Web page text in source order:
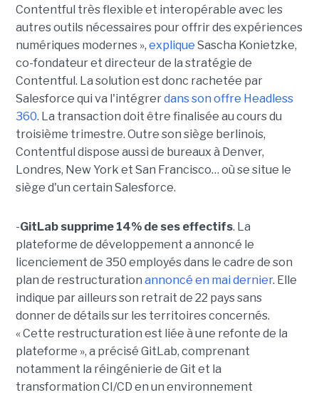
Contentful très flexible et interopérable avec les
autres outils nécessaires pour offrir des expériences
numériques modernes », explique Sascha Konietzke,
co-fondateur et directeur de la stratégie de
Contentful. La solution est donc rachetée par
Salesforce qui va l'intégrerdans son offre Headless
360. La transaction doit être finalisée au cours du
troisième trimestre. Outre son siège berlinois,
Contentful dispose aussi de bureaux à Denver,
Londres, New York et San Francisco… où se situe le
siège d'un certain Salesforce.
-GitLab supprime 14% de ses effectifs. La
plateforme de développement a annoncé le
licenciement de 350 employés dans le cadre de son
plan de restructuration annoncé en mai dernier. Elle
indique par ailleurs son retrait de 22 pays sans
donner de détails sur les territoires concernés.
« Cette restructuration est liée à une refonte de la
plateforme », a précisé GitLab, comprenant
notamment la réingénierie de Git et la
transformation CI/CD en un environnement